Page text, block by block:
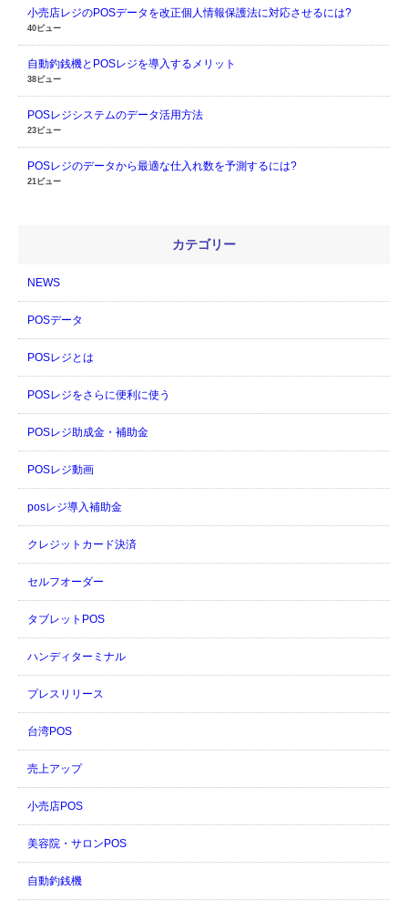
小売店レジのPOSデータを改正個人情報保護法に対応させるには?
40ビュー
自動釣銭機とPOSレジを導入するメリット
38ビュー
POSレジシステムのデータ活用方法
23ビュー
POSレジのデータから最適な仕入れ数を予測するには?
21ビュー
カテゴリー
NEWS
POSデータ
POSレジとは
POSレジをさらに便利に使う
POSレジ助成金・補助金
POSレジ動画
posレジ導入補助金
クレジットカード決済
セルフオーダー
タブレットPOS
ハンディターミナル
プレスリリース
台湾POS
売上アップ
小売店POS
美容院・サロンPOS
自動釣銭機